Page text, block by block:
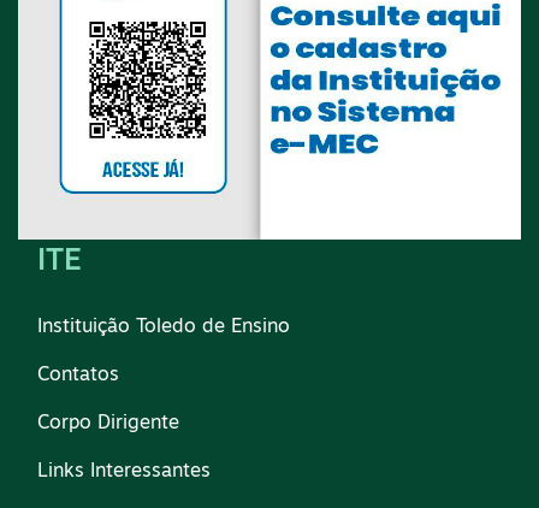
ITE
Instituição Toledo de Ensino
Contatos
Corpo Dirigente
Links Interessantes